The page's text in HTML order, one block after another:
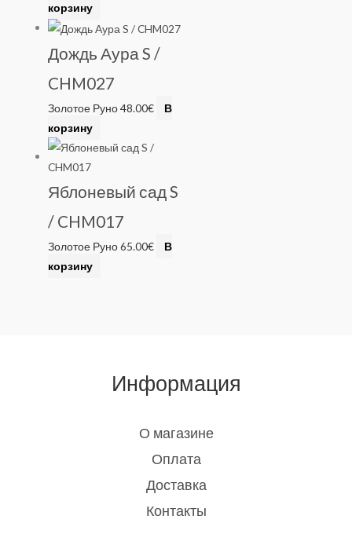
корзину
Дождь Аура S /
CHM027
Золотое Руно48.00€
В
корзину
Яблоневый сад S
/ CHM017
Золотое Руно65.00€
В
корзину
Информация
О магазине
Оплата
Доставка
Контакты